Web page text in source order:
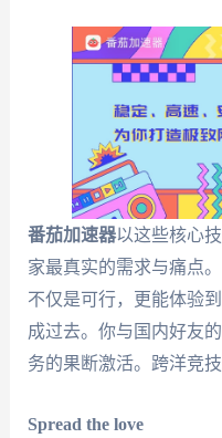
番茄加速器以这些核心
家最真实的需求与痛点
不仅是可行，更能体验
成过去。你与国内好友
务的果断激活。跨洋竞
Spread the love